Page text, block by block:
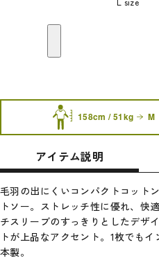
158cm / 51kg M
アイテム説明
毛羽の出にくいコンパクトコット
トソー。ストレッチ性に優れ、快
チスリーブのすっきりとしたデザ
トが上品なアクセント。1枚でも
本製。